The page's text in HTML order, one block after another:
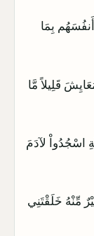
بِمَا
قَلِيلاً مَّا
اسْجُدُواْ لآدَمَ
مِّنْهُ خَلَقْتَنِي